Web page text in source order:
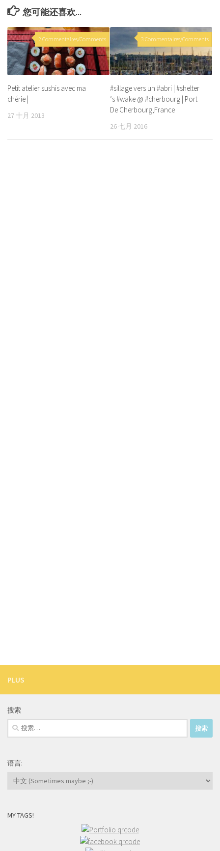
您可能还喜欢...
2 Commentaires/Comments
Petit atelier sushis avec ma
chérie |
27 十月 2013
3 Commentaires/Comments
#sillage vers un #abri | #shelter
‘s #wake @ #cherbourg | Port
De Cherbourg,France
26 七月 2016
PLUS
搜索
搜
索：
语言:
MY TAGS!